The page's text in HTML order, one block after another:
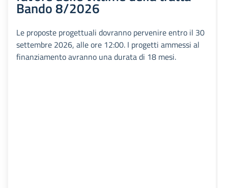
Bando 8/2026
Le proposte progettuali dovranno pervenire entro il 30
settembre 2026, alle ore 12:00. I progetti ammessi al
finanziamento avranno una durata di 18 mesi.